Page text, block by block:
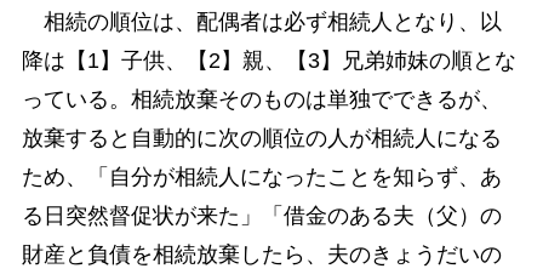
相続の順位は、配偶者は必ず相続人となり、以
降は【1】子供、【2】親、【3】兄弟姉妹の順とな
っている。相続放棄そのものは単独でできるが、
放棄すると自動的に次の順位の人が相続人になる
ため、「自分が相続人になったことを知らず、あ
る日突然督促状が来た」「借金のある夫（父）の
財産と負債を相続放棄したら、夫のきょうだいの